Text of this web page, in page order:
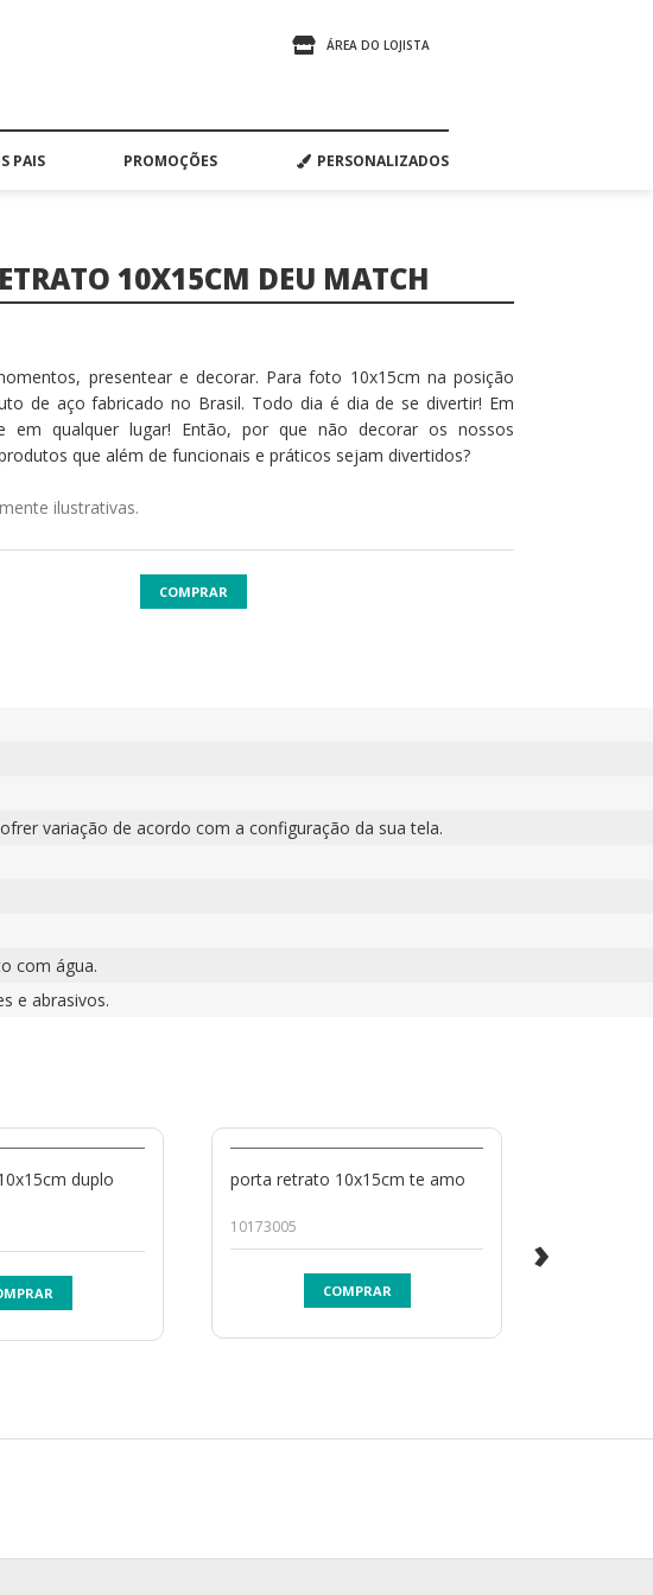
ÁREA DO LOJISTA
PAIS PROMOÇÕES PERSONALIZADOS
10X15CM DEU MATCH
presentear e decorar. Para foto 10x15cm na posição
de aço fabricado no Brasil. Todo dia é dia de se divertir! Em
em qualquer lugar! Então, por que não decorar os nossos
que além de funcionais e práticos sejam divertidos?
ilustrativas.
COMPRAR
variação de acordo com a configuração da sua tela.
com água.
e abrasivos.
duplo
porta retrato 10x15cm te amo
10173005
COMPRAR
›